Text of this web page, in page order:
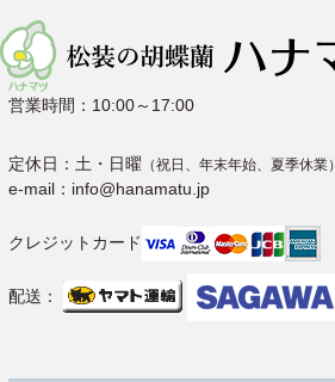
営業時間：10:00～17:00
定休日：土・日曜 （祝日、年末年始、夏季休業）
e-mail：info@hanamatu.jp
クレジットカード
配送：